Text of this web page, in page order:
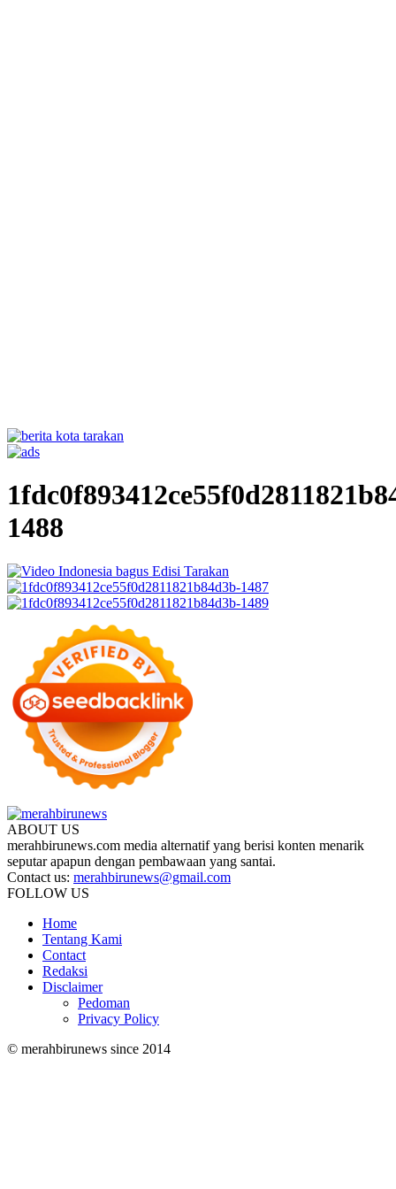
1488
ABOUT US
merahbirunews.com media alternatif yang berisi konten menarik
seputar apapun dengan pembawaan yang santai.
Contact us: merahbirunews@gmail.com
FOLLOW US
Home
Tentang Kami
Contact
Redaksi
Disclaimer
Pedoman
Privacy Policy
© merahbirunews since 2014